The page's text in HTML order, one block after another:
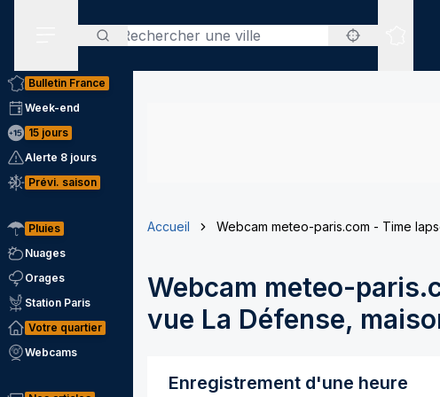
Rechercher
Sites
Bulletin France
Week-end
15 jours
Alerte 8 jours
Prévi. saison
Pluies
Nuages
Orages
Station Paris
Votre quartier
Webcams
Accueil Webcam meteo-paris.com - Time
Webcam meteo-
vue La Défense,
Enregistrement d'une heure